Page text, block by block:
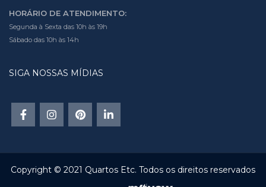
HORÁRIO DE ATENDIMENTO:
Segunda à Sexta das 10h às 19h
Sábado das 10h às 14h
SIGA NOSSAS MÍDIAS
Copyright © 2021 Quartos Etc. Todos os direitos reservados